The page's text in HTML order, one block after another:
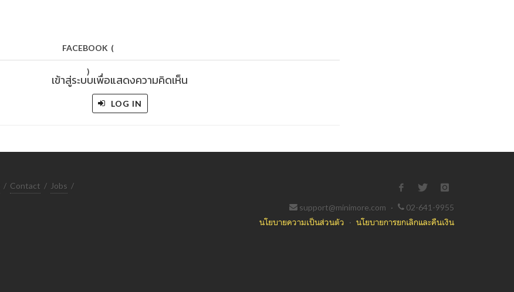
FACEBOOK (
)
เข้าสู่ระบบเพื่อแสดงความคิดเห็น
LOG IN
/ Contact / Jobs /
support@minimore.com ·
02-641-9955
นโยบายความเป็นส่วนตัว · นโยบายการยกเลิกและคืนเงิน